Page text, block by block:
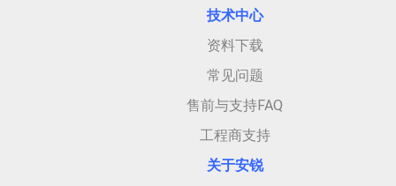
技术中心
资料下载
常见问题
售前与支持FAQ
工程商支持
关于安锐